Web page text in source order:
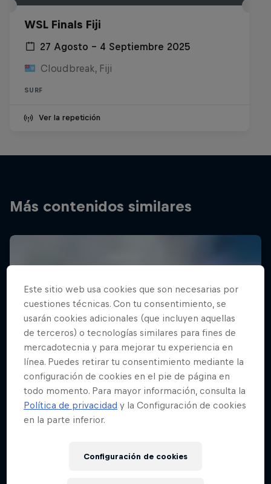
WSL Finals Fiji
27 Agosto – 4 Septiembre 2025
Cloudbreak, Fiji
SURF
Ver la repetición
Más contenidos similares
Este sitio web usa cookies que son necesarias por
cuestiones técnicas. Con tu consentimiento, se
usarán cookies adicionales (que incluyen aquellas
de terceros) o tecnologías similares para fines de
mercadotecnia y para mejorar tu experiencia en
línea. Puedes retirar tu consentimiento mediante la
configuración de cookies en el pie de página en
todo momento. Para mayor información, consulta la
Política de privacidad y la Configuración de cookies
en la parte inferior.
Configuración de cookies